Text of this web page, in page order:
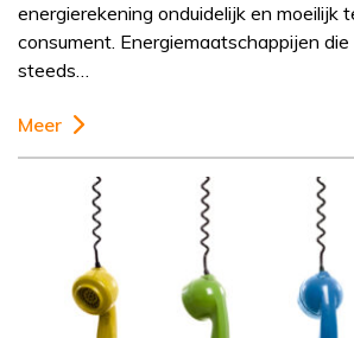
energierekening onduidelijk en moeilijk
consument. Energiemaatschappijen
steeds…
Meer